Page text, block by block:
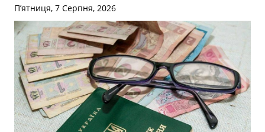
П’ятниця, 7 Серпня, 2026